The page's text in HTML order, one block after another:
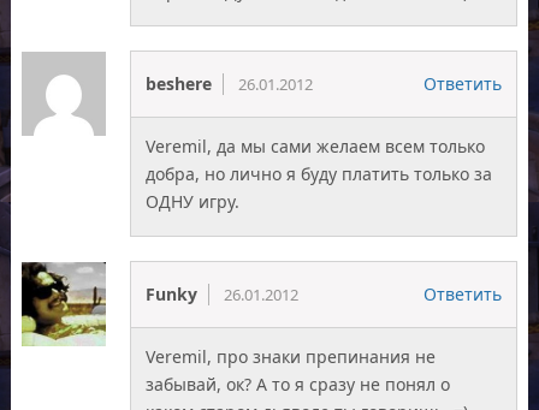
beshere 26.01.2012 Ответить
Veremil, да мы сами желаем всем только
добра, но лично я буду платить только за
ОДНУ игру.
Funky 26.01.2012 Ответить
Veremil, про знаки препинания не
забывай, ок? А то я сразу не понял о